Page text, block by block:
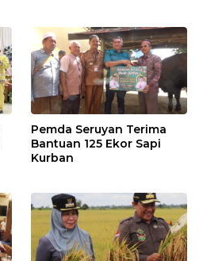
Pemda Seruyan Terima
Bantuan 125 Ekor Sapi
Kurban